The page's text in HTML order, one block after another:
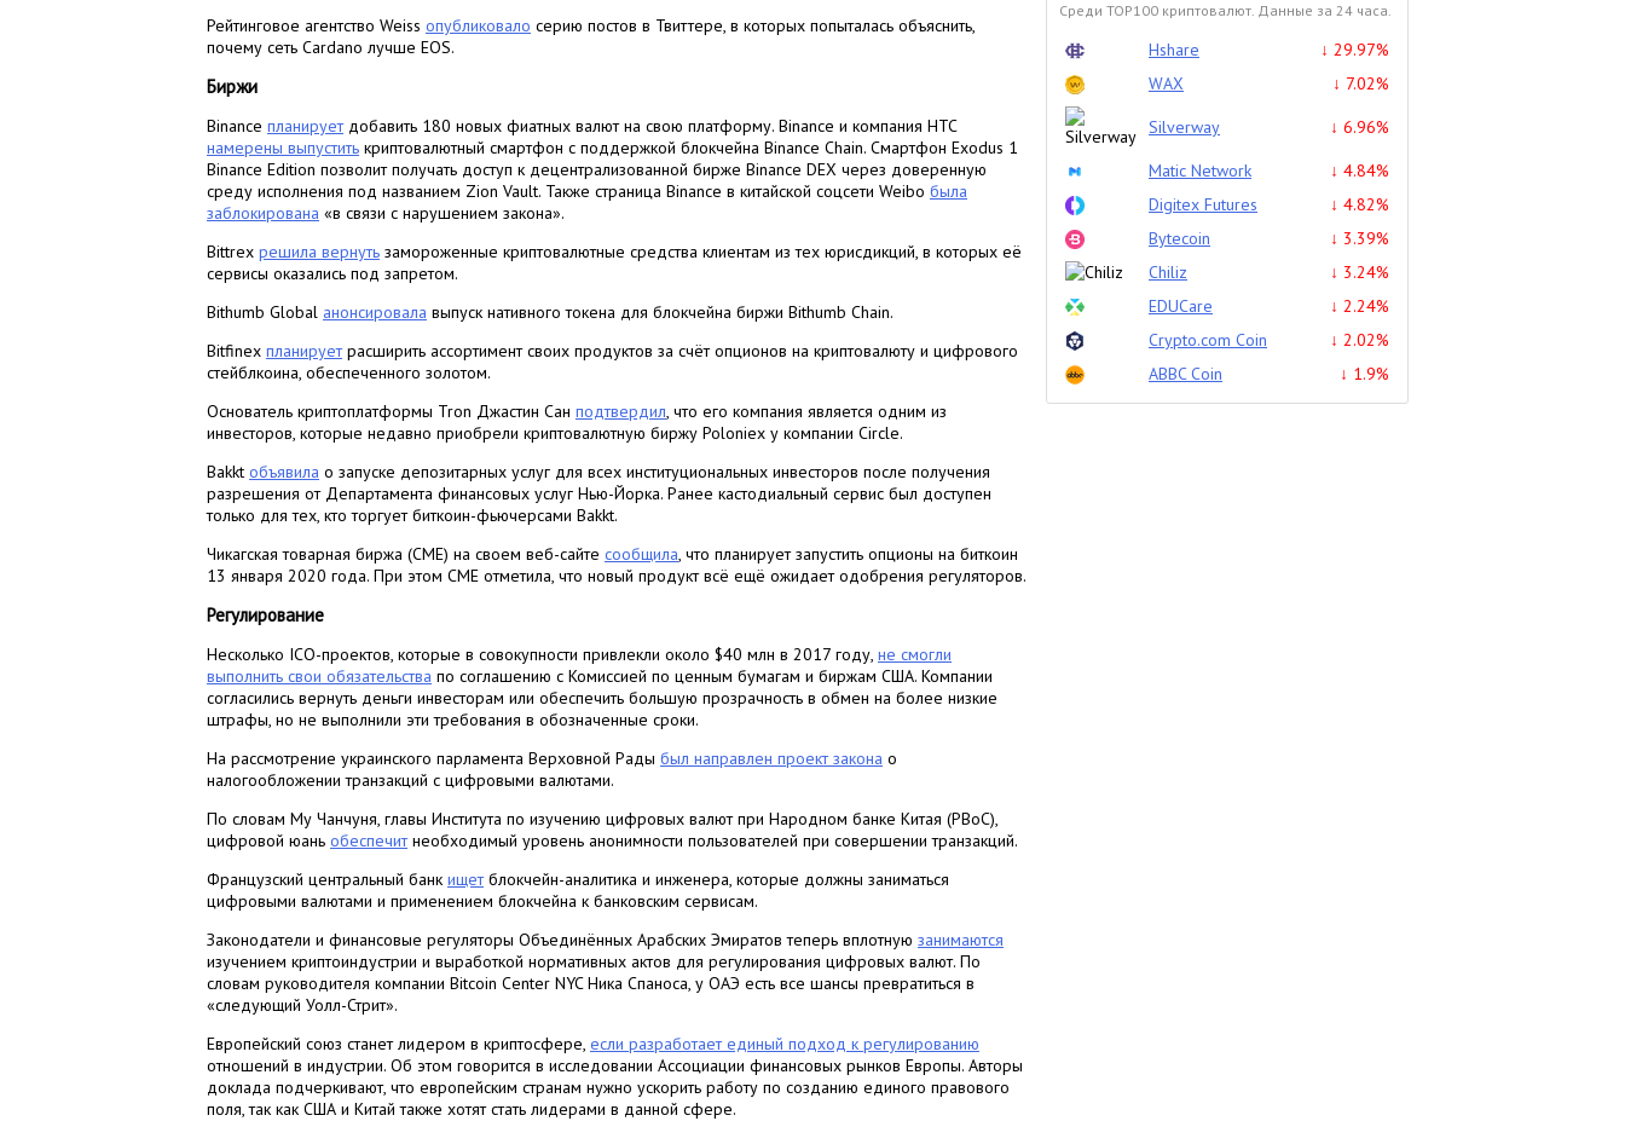
Рейтинговое агентство Weiss опубликовало серию постов в Твиттере, в которых попыталась объяснить,
почему сеть Cardano лучше EOS.
Биржи
Binance планируетдобавить 180 новых фиатных валют на свою платформу. Binance и компания HTC
намерены выпустить криптовалютный смартфон с поддержкой блокчейна Binance Chain. Смартфон Exodus 1
Binance Edition позволит получать доступ к децентрализованной бирже Binance DEX через доверенную
среду исполнения под названием Zion Vault. Также страница Binance в китайской соцсети Weibo была
заблокирована «в связи с нарушением закона».
Bittrex решила вернуть замороженные криптовалютные средства клиентам из тех юрисдикций, в которых её
сервисы оказались под запретом.
Bithumb Global анонсировала выпуск нативного токена для блокчейна биржи Bithumb Chain.
Bitfinex планируетрасширить ассортимент своих продуктов за счёт опционов на криптовалюту и цифрового
стейблкоина, обеспеченного золотом.
Основатель криптоплатформы Tron Джастин Сан подтвердил, что его компания является одним из
инвесторов, которые недавно приобрели криптовалютную биржу Poloniex у компании Circle.
Bakkt объявила о запуске депозитарных услуг для всех институциональных инвесторов после получения
разрешения от Департамента финансовых услуг Нью-Йорка. Ранее кастодиальный сервис был доступен
только для тех, кто торгует биткоин-фьючерсами Bakkt.
Чикагская товарная биржа (CME) на своем веб-сайте сообщила, что планирует запустить опционы на биткоин
13 января 2020 года. При этом CME отметила, что новый продукт всё ещё ожидает одобрения регуляторов.
Регулирование
Несколько ICO-проектов, которые в совокупности привлекли около $40 млн в 2017 году, не смогли
выполнить свои обязательства по соглашению с Комиссией по ценным бумагам и биржам США. Компании
согласились вернуть деньги инвесторам или обеспечить большую прозрачность в обмен на более низкие
штрафы, но не выполнили эти требования в обозначенные сроки.
На рассмотрение украинского парламента Верховной Рады был направлен проект закона о
налогообложении транзакций с цифровыми валютами.
По словам Му Чанчуня, главы Института по изучению цифровых валют при Народном банке Китая (PBoC),
цифровой юань обеспечитнеобходимый уровень анонимности пользователей при совершении транзакций.
Французский центральный банк ищетблокчейн-аналитика и инженера, которые должны заниматься
цифровыми валютами и применением блокчейна к банковским сервисам.
Законодатели и финансовые регуляторы Объединённых Арабских Эмиратов теперь вплотную занимаются
изучением криптоиндустрии и выработкой нормативных актов для регулирования цифровых валют. По
словам руководителя компании Bitcoin Center NYC Ника Спаноса, у ОАЭ есть все шансы превратиться в
«следующий Уолл-Стрит».
Европейский союз станет лидером в криптосфере, если разработает единый подход к регулированию
отношений в индустрии. Об этом говорится в исследовании Ассоциации финансовых рынков Европы. Авторы
доклада подчеркивают, что европейским странам нужно ускорить работу по созданию единого правового
поля, так как США и Китай также хотят стать лидерами в данной сфере.
Среди TOP100 криптовалют. Данные за 24 часа.
Hshare
↓ 29.97%
WAX
↓ 7.02%
Silverway
↓ 6.96%
Matic Network
↓ 4.84%
Digitex Futures
↓ 4.82%
Bytecoin
↓ 3.39%
Chiliz
↓ 3.24%
EDUCare
↓ 2.24%
Crypto.com Coin
↓ 2.02%
ABBC Coin
↓ 1.9%